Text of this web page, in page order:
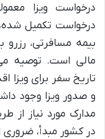
درخواست ویزا
درخواست تکمیل
بیمه مسافرتی، رزرو
مالی است. توصیه
تاریخ سفر برای ویزا
و صدور ویزا وجود
مدارک مورد نیاز از
در کشور مبدأ،